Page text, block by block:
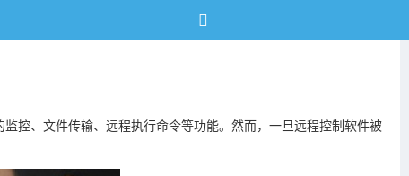
控、文件传输、远程执行命令等功能。然而，一旦远程控制软件被